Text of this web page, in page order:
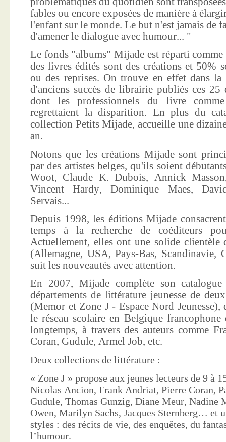
fables ou encore exposées de manière à
l'enfant sur le monde. Le but n'est jamais de
d'amener le dialogue avec humour... "
Le fonds "albums" Mijade est réparti
des livres édités sont des créations et 50%
ou des reprises. On trouve en effet dans
d'anciens succès de librairie publiés ces 25
dont les professionnels du livre
regrettaient la disparition. En plus du
collection Petits Mijade, accueille une
an.
Notons que les créations Mijade sont
par des artistes belges, qu'ils soient
Woot, Claude K. Dubois, Annick
Vincent Hardy, Dominique Maes,
Servais...
Depuis 1998, les éditions Mijade
temps à la recherche de coéditeurs
Actuellement, elles ont une solide clientèle
(Allemagne, USA, Pays-Bas, Scandinavie,
suit les nouveautés avec attention.
En 2007, Mijade complète son
départements de littérature jeunesse de
(Memor et Zone J - Espace Nord
le réseau scolaire en Belgique francophone
longtemps, à travers des auteurs comme
Coran, Gudule, Armel Job, etc.
Deux collections de littérature :
« Zone J » propose aux jeunes lecteurs de 9 à
Nicolas Ancion, Frank Andriat, Pierre Coran,
Gudule, Thomas Gunzig, Diane Meur, Nadine
Owen, Marilyn Sachs, Jacques Sternberg… et
styles : des récits de vie, des enquêtes, du
l’humour.